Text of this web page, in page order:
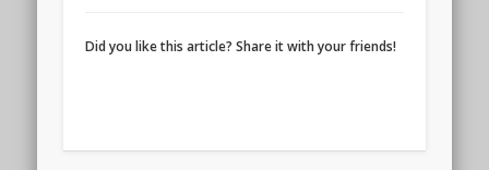
Did you like this article? Share it with your friends!